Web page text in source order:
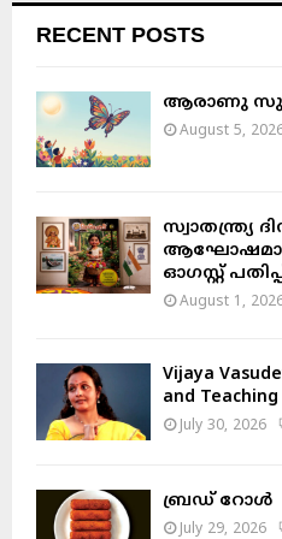
h
o
:
RECENT POSTS
ആരാണു
August 5,
സ്വാതന്ത്ര്യ
ഓഗസ്റ്റ്
August 1,
Vijaya
and Teaching
July 30, 2026
ബ്രഡ് റോൾ
July 29, 2026